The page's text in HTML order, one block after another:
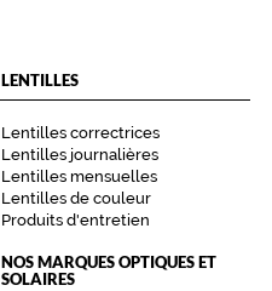
LENTILLES
Lentilles correctrices
Lentilles journalières
Lentilles mensuelles
Lentilles de couleur
Produits d'entretien
NOS MARQUES OPTIQUES ET
SOLAIRES